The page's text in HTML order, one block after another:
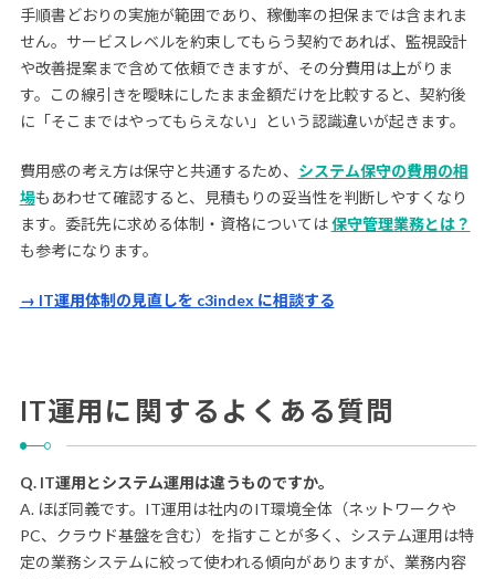
手順書どおりの実施が範囲であり、稼働率の担保までは含まれま
せん。サービスレベルを約束してもらう契約であれば、監視設計
や改善提案まで含めて依頼できますが、その分費用は上がりま
す。この線引きを曖昧にしたまま金額だけを比較すると、契約後
に「そこまではやってもらえない」という認識違いが起きます。
費用感の考え方は保守と共通するため、 システム保守の費用の相
場もあわせて確認すると、見積もりの妥当性を判断しやすくなり
ます。委託先に求める体制・資格については保守管理業務とは？
も参考になります。
→ IT運用体制の見直しを c3index に相談する
IT運用に関するよくある質問
Q. IT運用とシステム運用は違うものですか。
A. ほぼ同義です。IT運用は社内のIT環境全体（ネットワークや
PC、クラウド基盤を含む）を指すことが多く、システム運用は特
定の業務システムに絞って使われる傾向がありますが、業務内容